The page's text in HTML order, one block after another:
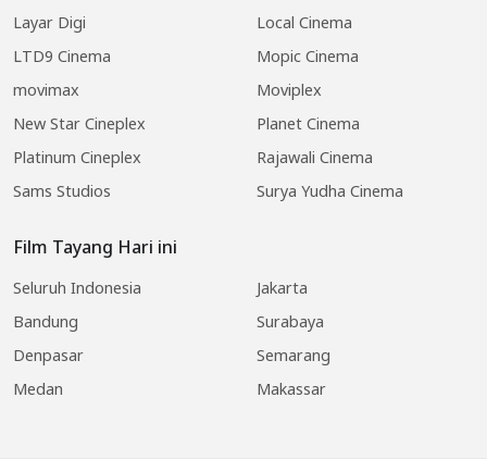
Layar Digi
Local Cinema
LTD9 Cinema
Mopic Cinema
movimax
Moviplex
New Star Cineplex
Planet Cinema
Platinum Cineplex
Rajawali Cinema
Sams Studios
Surya Yudha Cinema
Film Tayang Hari ini
Seluruh Indonesia
Jakarta
Bandung
Surabaya
Denpasar
Semarang
Medan
Makassar